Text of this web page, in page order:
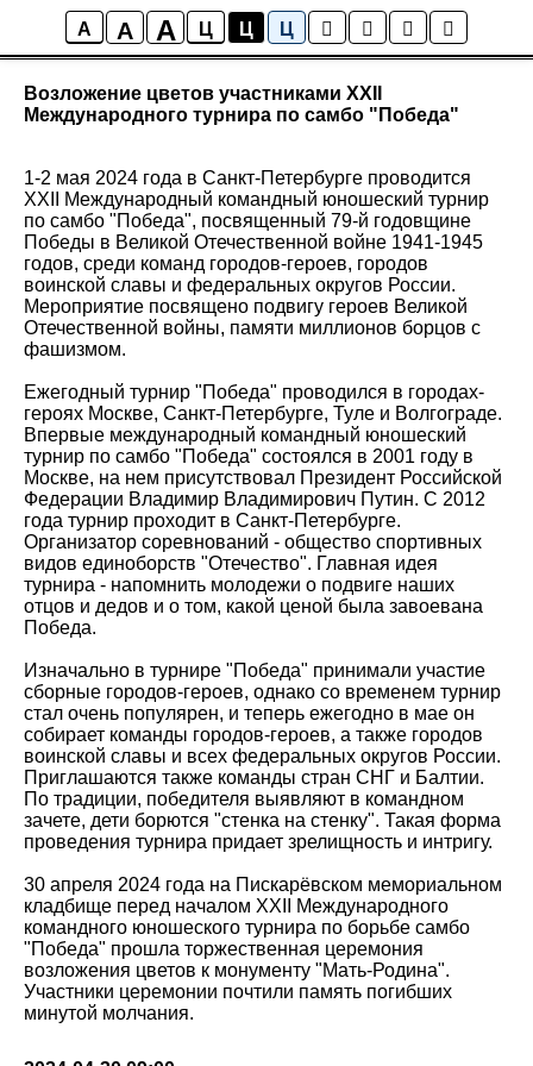
A A A Ц Ц Ц
Новости
Возложение цветов участниками XXII
Международного турнира по самбо "Победа"
1-2 мая 2024 года в Санкт-Петербурге проводится
XXII Международный командный юношеский турнир
по самбо "Победа", посвященный 79-й годовщине
Победы в Великой Отечественной войне 1941-1945
годов, среди команд городов-героев, городов
воинской славы и федеральных округов России.
Мероприятие посвящено подвигу героев Великой
Отечественной войны, памяти миллионов борцов с
фашизмом.
Ежегодный турнир "Победа" проводился в городах-
героях Москве, Санкт-Петербурге, Туле и Волгограде.
Впервые международный командный юношеский
турнир по самбо "Победа" состоялся в 2001 году в
Москве, на нем присутствовал Президент Российской
Федерации Владимир Владимирович Путин. С 2012
года турнир проходит в Санкт‑Петербурге.
Организатор соревнований - общество спортивных
видов единоборств "Отечество". Главная идея
турнира - напомнить молодежи о подвиге наших
отцов и дедов и о том, какой ценой была завоевана
Победа.
Изначально в турнире "Победа" принимали участие
сборные городов-героев, однако со временем турнир
стал очень популярен, и теперь ежегодно в мае он
собирает команды городов-героев, а также городов
воинской славы и всех федеральных округов России.
Приглашаются также команды стран СНГ и Балтии.
По традиции, победителя выявляют в командном
зачете, дети борются "стенка на стенку". Такая форма
проведения турнира придает зрелищность и интригу.
30 апреля 2024 года на Пискарёвском мемориальном
кладбище перед началом XXII Международного
командного юношеского турнира по борьбе самбо
"Победа" прошла торжественная церемония
возложения цветов к монументу "Мать-Родина".
Участники церемонии почтили память погибших
минутой молчания.